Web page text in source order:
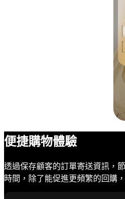
便捷購物體驗
透過保存顧客的訂單寄送資訊，
時間，除了能促進更頻繁的回購